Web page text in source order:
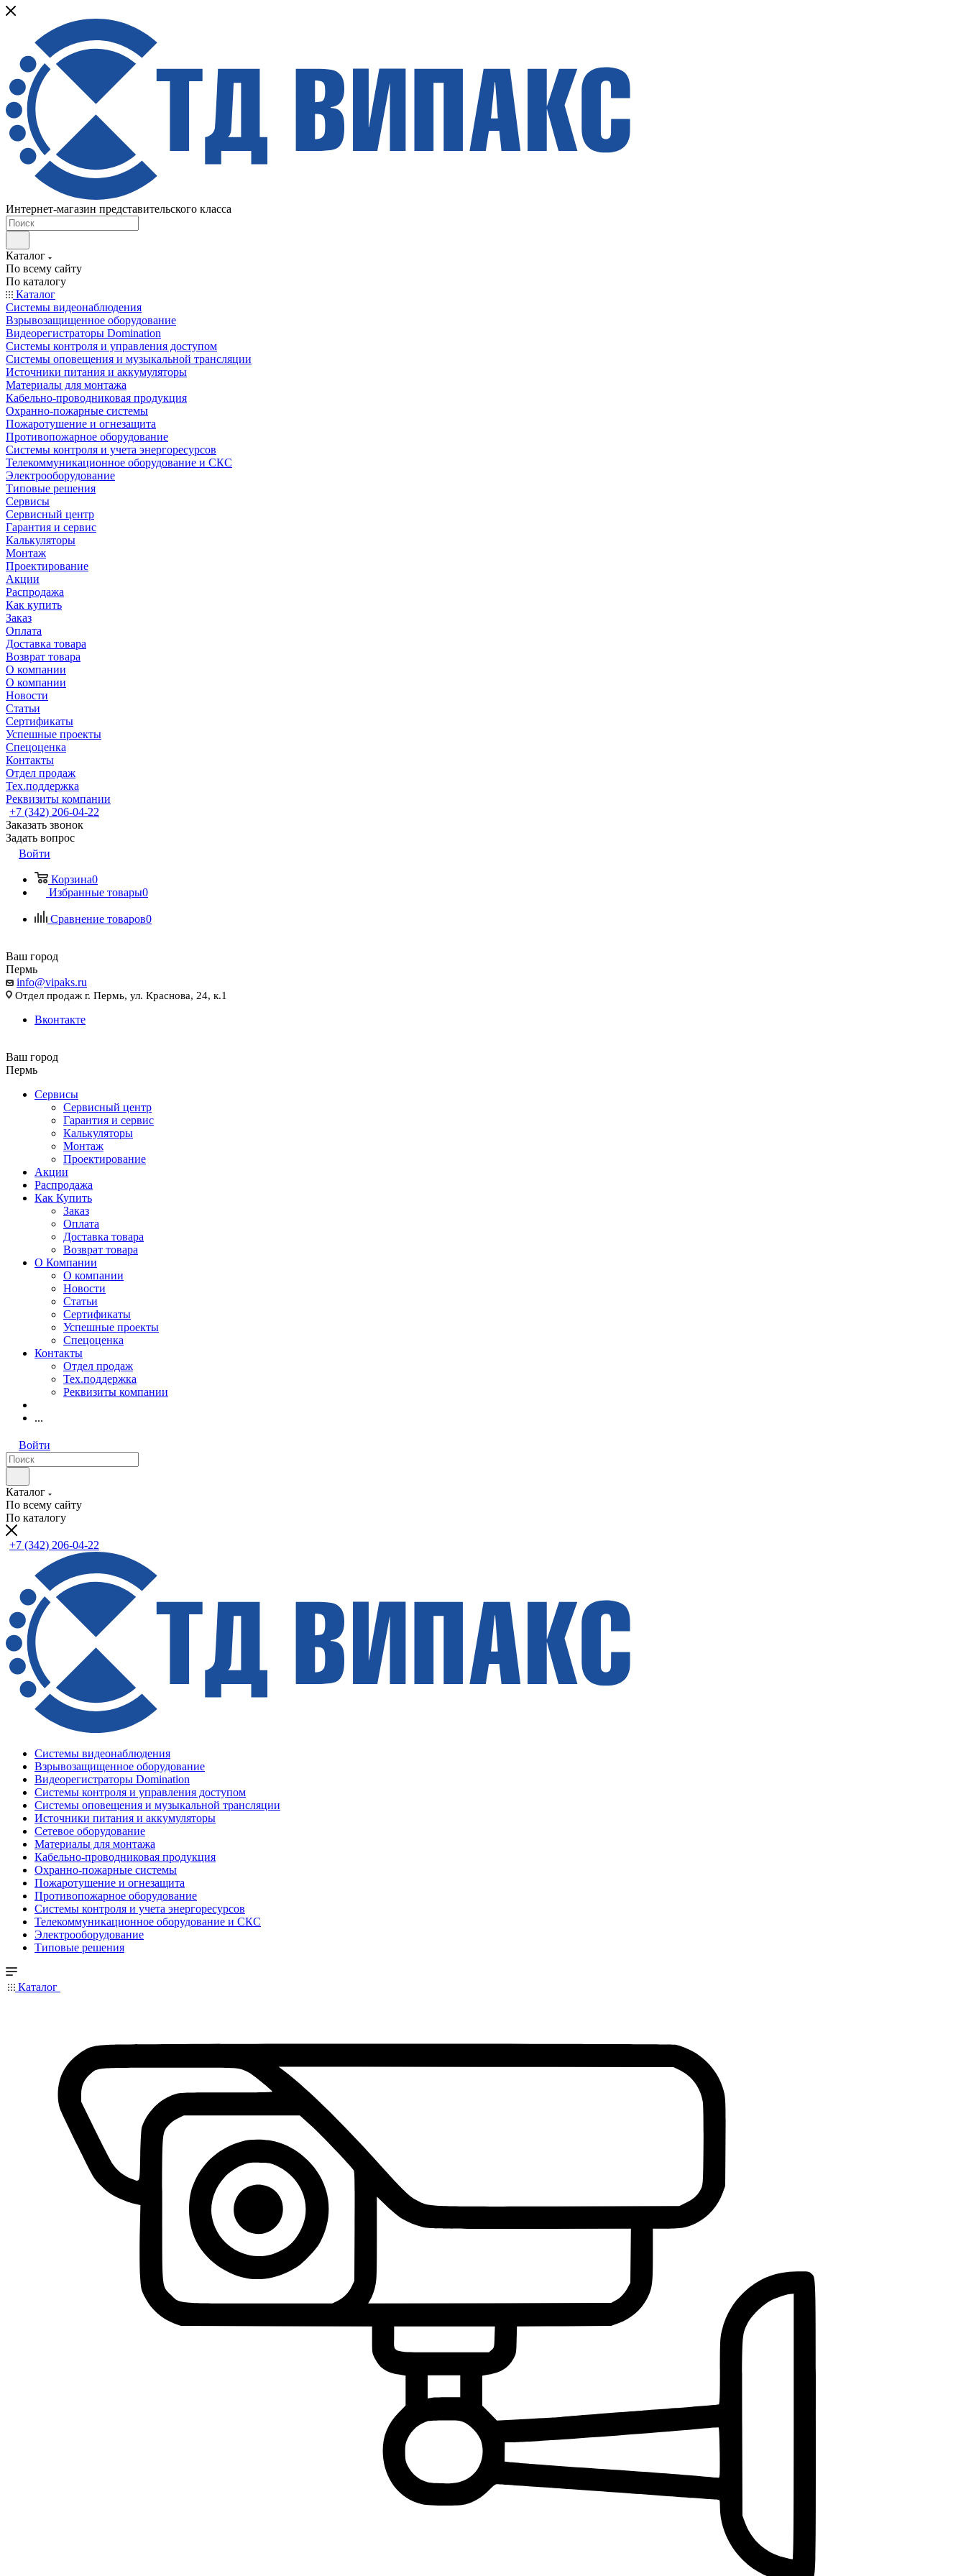
Интернет-магазин представительского класса
Каталог
По всему сайту
По каталогу
Каталог
Системы видеонаблюдения
Взрывозащищенное оборудование
Видеорегистраторы Domination
Системы контроля и управления доступом
Системы оповещения и музыкальной трансляции
Источники питания и аккумуляторы
Материалы для монтажа
Кабельно-проводниковая продукция
Охранно-пожарные системы
Пожаротушение и огнезащита
Противопожарное оборудование
Системы контроля и учета энергоресурсов
Телекоммуникационное оборудование и СКС
Электрооборудование
Типовые решения
Сервисы
Сервисный центр
Гарантия и сервис
Калькуляторы
Монтаж
Проектирование
Акции
Распродажа
Как купить
Заказ
Оплата
Доставка товара
Возврат товара
О компании
О компании
Новости
Статьи
Сертификаты
Успешные проекты
Спецоценка
Контакты
Отдел продаж
Тех.поддержка
Реквизиты компании
+7 (342) 206-04-22
Заказать звонок
Задать вопрос
Войти
Корзина0
Избранные товары0
Сравнение товаров0
Ваш город
Пермь
info@vipaks.ru
Отдел продаж г. Пермь, ул. Краснова, 24, к.1
Вконтакте
Ваш город
Пермь
Сервисы
Сервисный центр
Гарантия и сервис
Калькуляторы
Монтаж
Проектирование
Акции
Распродажа
Как Купить
Заказ
Оплата
Доставка товара
Возврат товара
О Компании
О компании
Новости
Статьи
Сертификаты
Успешные проекты
Спецоценка
Контакты
Отдел продаж
Тех.поддержка
Реквизиты компании
...
Войти
Каталог
По всему сайту
По каталогу
+7 (342) 206-04-22
Системы видеонаблюдения
Взрывозащищенное оборудование
Видеорегистраторы Domination
Системы контроля и управления доступом
Системы оповещения и музыкальной трансляции
Источники питания и аккумуляторы
Сетевое оборудование
Материалы для монтажа
Кабельно-проводниковая продукция
Охранно-пожарные системы
Пожаротушение и огнезащита
Противопожарное оборудование
Системы контроля и учета энергоресурсов
Телекоммуникационное оборудование и СКС
Электрооборудование
Типовые решения
Каталог